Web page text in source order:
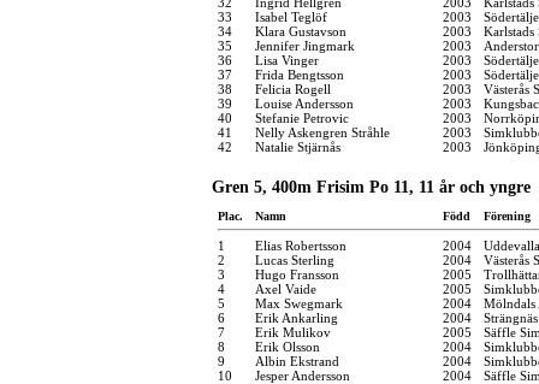
33
Isabel Teglöf 2003
34
Klara Gustavson 2003
Karlstads
35
Jennifer Jingmark 2003
36
Lisa Vinger 2003
37
Frida Bengtsson 2003
38
Felicia Rogell 2003
Västerås
39
Louise Andersson 2003
40
Stefanie Petrovic 2003
41
Nelly Askengren Stråhle 2003
42
Natalie Stjärnås 2003
Gren 5, 400m Frisim Po 11, 11 år och yngre
Plac. Namn Född Förening
1 Elias Robertsson 2004
2
Lucas Sterling 2004
Västerås
3
Hugo Fransson 2005
4
Axel Vaide 2005
5
Max Swegmark 2004
Mölndals
6
Erik Ankarling 2004
7
Erik Mulikov 2005
Säffle
8
Erik Olsson 2004
9
Albin Ekstrand 2004
10
Jesper Andersson 2004 Säffle